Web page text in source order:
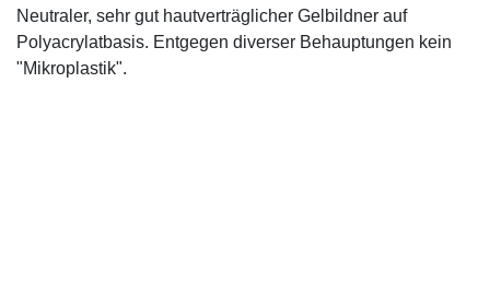
Neutraler, sehr gut hautverträglicher Gelbildner auf
Polyacrylatbasis. Entgegen diverser Behauptungen kein
"Mikroplastik".